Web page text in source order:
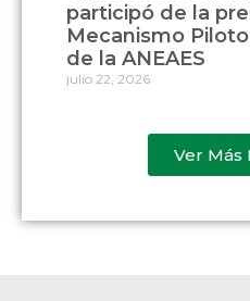
participó de la
Mecanismo
de la ANEAES
julio 22, 2026
Ver Más